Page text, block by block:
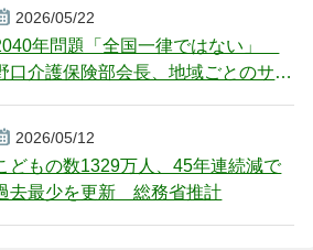
2026/05/22
年問題「全国一律ではない」
口介護保険部会長、地域ごとのサー
2026/05/12
どもの数1329万人、45年連続減で
去最少を更新 総務省推計